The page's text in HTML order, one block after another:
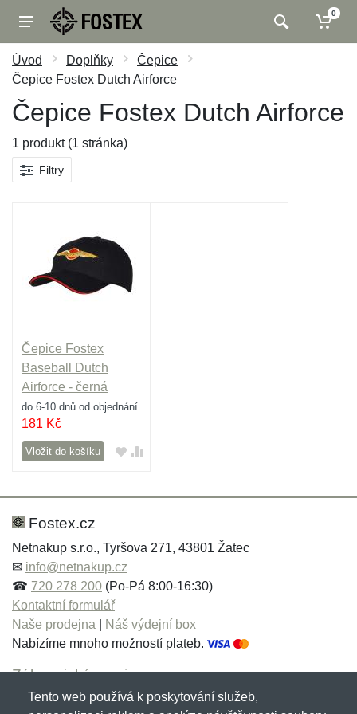
0
Úvod Doplňky
Čepice
Čepice Fostex Dutch Airforce
Čepice Fostex Dutch Airforce
1 produkt (1 stránka)
Filtry
Čepice Fostex
Baseball Dutch
Airforce - černá
do 6-10 dnů od objednání
181 Kč
Vložit do košíku
Fostex.cz
Netnakup s.r.o., Tyršova 271, 43801 Žatec
✉ info@netnakup.cz
☎ 720 278 200 (Po-Pá 8:00-16:30)
Kontaktní formulář
Naše prodejna
Náš výdejní box
Nabízíme mnoho možností plateb.
Zákaznický servis
Novinky emailem
Tento web používá k poskytování služeb,